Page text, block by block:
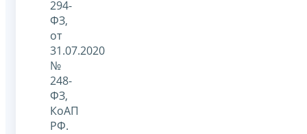
294-
ФЗ,
от
31.07.2020
№
248-
ФЗ,
КоАП
РФ.